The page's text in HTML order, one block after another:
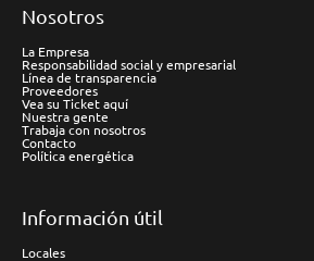
Nosotros
La Empresa
Responsabilidad social y empresarial
Línea de transparencia
Proveedores
Vea su Ticket aquí
Nuestra gente
Trabaja con nosotros
Contacto
Política energética
Información útil
Locales